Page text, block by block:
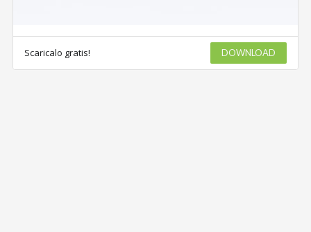
Scaricalo gratis! DOWNLOAD